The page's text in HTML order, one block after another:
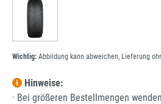
Wichtig: Abbildung kann abweichen, Lieferung
Hinweise:
· Bei größeren Bestellmengen